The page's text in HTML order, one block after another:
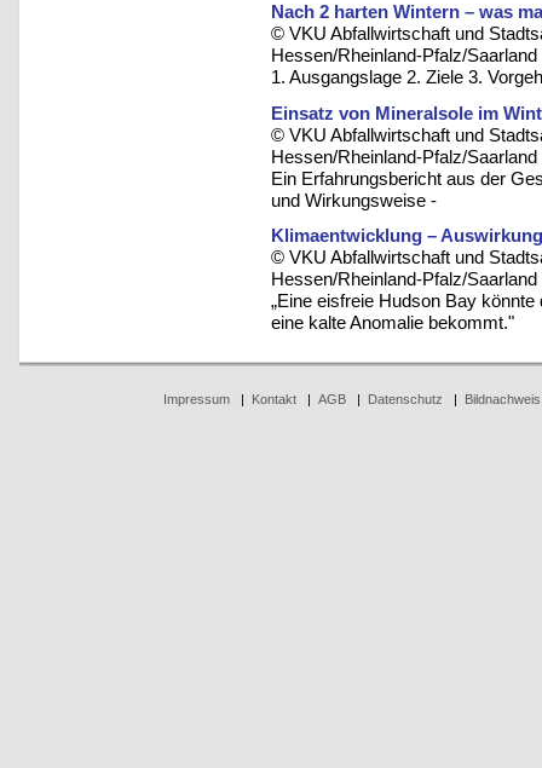
Nach 2 harten Wintern – was
© VKU Abfallwirtschaft und
Hessen/Rheinland-Pfalz/Saarland
1. Ausgangslage 2. Ziele 3.
Einsatz von Mineralsole im
© VKU Abfallwirtschaft und
Hessen/Rheinland-Pfalz/Saarland
Ein Erfahrungsbericht aus der
und Wirkungsweise -
Klimaentwicklung –
© VKU Abfallwirtschaft und
Hessen/Rheinland-Pfalz/Saarland
„Eine eisfreie Hudson Bay
eine kalte Anomalie bekommt."
Impressum| Kontakt| AGB| Datenschutz Bildnachweis